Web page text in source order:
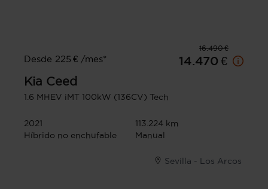
16.490 €
Desde 225 € /mes*
14.470 €
Kia Ceed
1.6 MHEV iMT 100kW (136CV) Tech
2021
113.224 km
Híbrido no enchufable
Manual
Sevilla - Los Arcos